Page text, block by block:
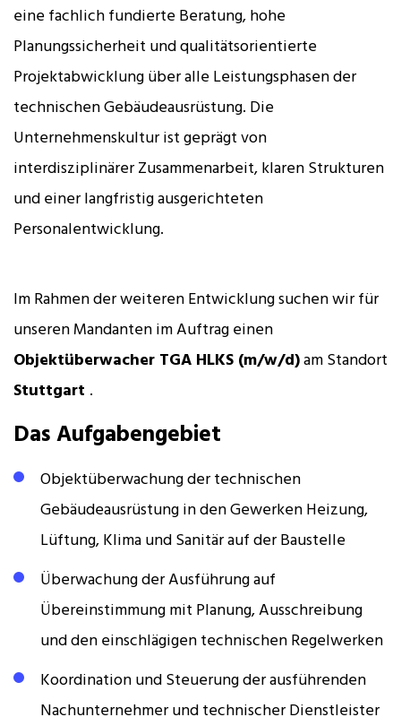
eine fachlich fundierte Beratung, hohe
Planungssicherheit und qualitätsorientierte
Projektabwicklung über alle Leistungsphasen der
technischen Gebäudeausrüstung. Die
Unternehmenskultur ist geprägt von
interdisziplinärer Zusammenarbeit, klaren Strukturen
und einer langfristig ausgerichteten
Personalentwicklung.
Im Rahmen der weiteren Entwicklung suchen wir für
unseren Mandanten im Auftrag einen
Objektüberwacher TGA HLKS (m/w/d)am Standort
Stuttgart .
Das Aufgabengebiet
Objektüberwachung der technischen
Gebäudeausrüstung in den Gewerken Heizung,
Lüftung, Klima und Sanitär auf der Baustelle
Überwachung der Ausführung auf
Übereinstimmung mit Planung, Ausschreibung
und den einschlägigen technischen Regelwerken
Koordination und Steuerung der ausführenden
Nachunternehmer und technischer Dienstleister